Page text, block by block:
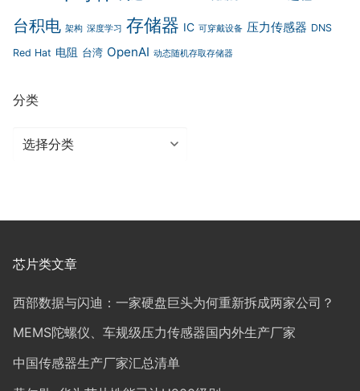
台积电 架构 深度学习 存储器 IC 可穿戴设备 压力传感器 DNS
Red Hat 电阻 台湾 OpenAI 动态随机存取存储器
分类
分
芯片类文章
西部数据与闪迪：一家硬盘巨头为何重新拆成两家公司？
MEMS陀螺仪、车规级压力传感器国内外生产厂家
中国传感器生产厂家汇总清单